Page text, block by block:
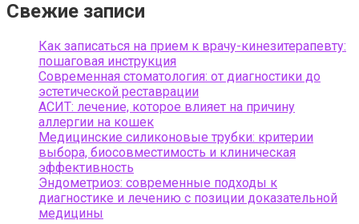
Свежие записи
Как записаться на прием к врачу-кинезитерапевту:
пошаговая инструкция
Современная стоматология: от диагностики до
эстетической реставрации
АСИТ: лечение, которое влияет на причину
аллергии на кошек
Медицинские силиконовые трубки: критерии
выбора, биосовместимость и клиническая
эффективность
Эндометриоз: современные подходы к
диагностике и лечению с позиции доказательной
медицины